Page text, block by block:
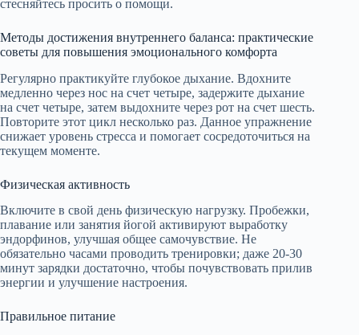
стесняйтесь просить о помощи.
Методы достижения внутреннего баланса: практические
советы для повышения эмоционального комфорта
Регулярно практикуйте глубокое дыхание. Вдохните
медленно через нос на счет четыре, задержите дыхание
на счет четыре, затем выдохните через рот на счет шесть.
Повторите этот цикл несколько раз. Данное упражнение
снижает уровень стресса и помогает сосредоточиться на
текущем моменте.
Физическая активность
Включите в свой день физическую нагрузку. Пробежки,
плавание или занятия йогой активируют выработку
эндорфинов, улучшая общее самочувствие. Не
обязательно часами проводить тренировки; даже 20-30
минут зарядки достаточно, чтобы почувствовать прилив
энергии и улучшение настроения.
Правильное питание